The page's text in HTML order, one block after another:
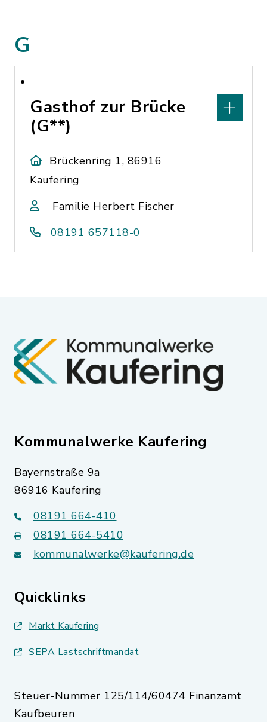
G
Gasthof zur Brücke
(G**)
Brückenring 1, 86916
Kaufering
Familie Herbert Fischer
08191 657118-0
Kommunalwerke Kaufering
Bayernstraße 9a
86916 Kaufering
08191 664-410
08191 664-5410
kommunalwerke@kaufering.de
Quicklinks
Markt Kaufering
SEPA Lastschriftmandat
Steuer-Nummer 125/114/60474 Finanzamt
Kaufbeuren